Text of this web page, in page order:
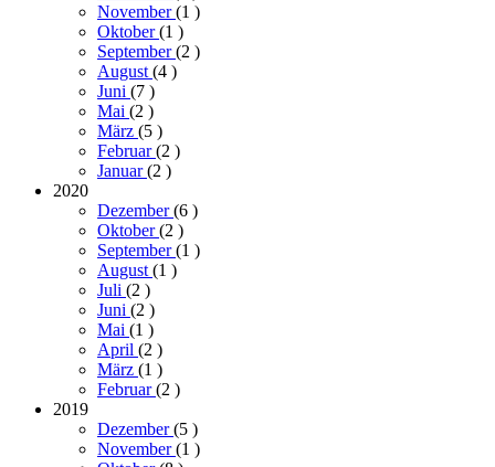
November(1 )
Oktober(1 )
September(2 )
August (4 )
Juni (7 )
Mai (2 )
März (5 )
Februar(2 )
Januar(2 )
2020
Dezember(6 )
Oktober(2 )
September(1 )
August (1 )
Juli (2 )
Juni (2 )
Mai (1 )
April (2 )
März (1 )
Februar(2 )
2019
Dezember(5 )
November(1 )